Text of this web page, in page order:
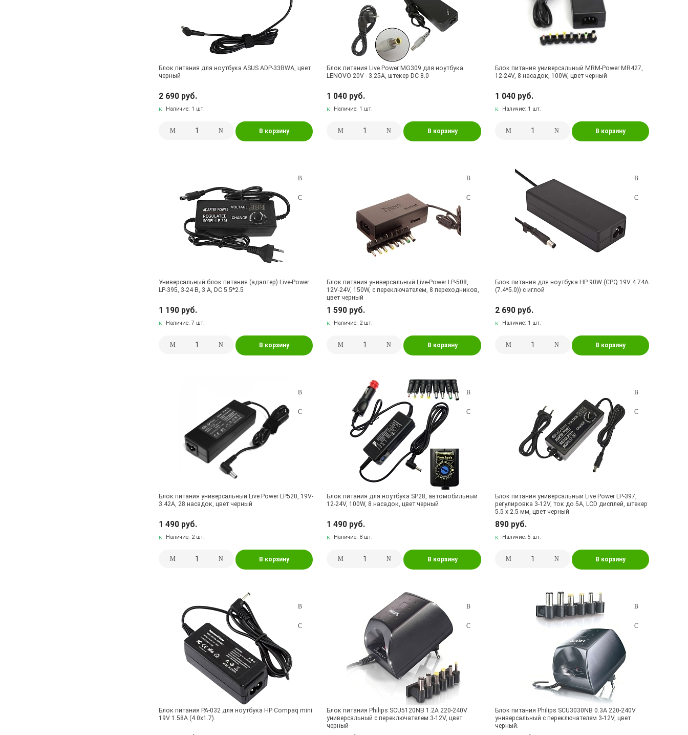
Блок питания для ноутбука ASUS ADP-33BWA, цвет
черный
2 690 руб.
Наличие: 1 шт.
В корзину
Блок питания Live Power MG309 для ноутбука
LENOVO 20V - 3.25A, штекер DC 8.0
1 040 руб.
Наличие: 1 шт.
В корзину
Блок питания универсальный MRM-Power MR427,
12-24V, 8 насадок, 100W, цвет черный
1 040 руб.
Наличие: 1 шт.
В корзину
Универсальный блок питания (адаптер) Live-Power
LP-395, 3-24 В, 3 А, DC 5.5*2.5
1 190 руб.
Наличие:7 шт.
В корзину
Блок питания универсальный Live-Power LP-508,
12V-24V, 150W, с переключателем, 8 переходников,
цвет черный
1 590 руб.
Наличие: 2 шт.
В корзину
Блок питания для ноутбука HP 90W (CPQ 19V 4.74A
(7.4*5.0)) с иглой
2 690 руб.
Наличие: 1 шт.
В корзину
Блок питания универсальный Live Power LP520, 19V-
3.42A, 28 насадок, цвет черный
1 490 руб.
Наличие: 2 шт.
В корзину
Блок питания для ноутбука SP28, автомобильный
12-24V, 100W, 8 насадок, цвет черный
1 490 руб.
Наличие: 8 шт.
В корзину
Блок питания универсальный Live Power LP-397,
регулировка 3-12V, ток до 5A, LCD дисплей, штекер
5.5 x 2.5 мм, цвет черный
890 руб.
Наличие: 5 шт.
В корзину
Блок питания PA-032 для ноутбука HP Compaq mini
19V 1.58A (4.0x1.7).
Блок питания Philips SCU5120NB 1.2A 220-240V
универсальный с переключателем 3-12V, цвет
черный
Блок питания Philips SCU3030NB 0.3A 220-240V
универсальный с переключателем 3-12V, цвет
черный.